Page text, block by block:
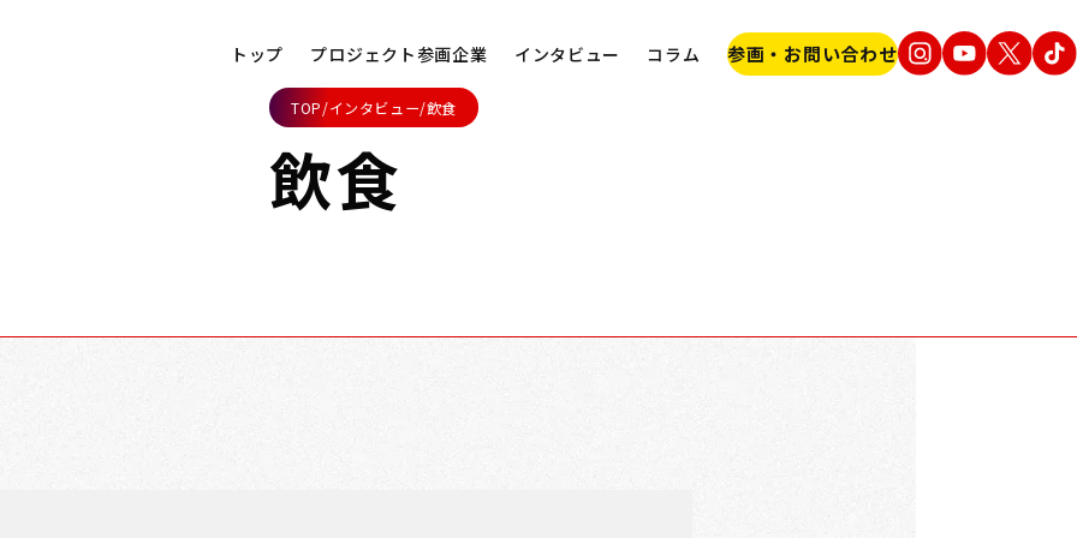
トップ プロジェクト参画企業 インタビュー コラム 参画・お問い合わせ
飲食
TOP/インタビュー/飲食